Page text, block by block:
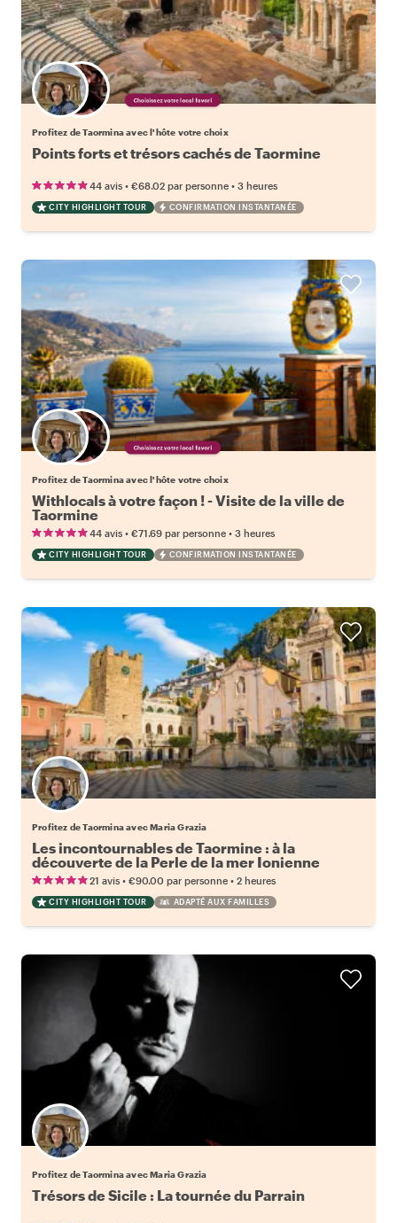
Choisissez votre local favori
Profitez de Taormina avec l'hôte votre choix
Points forts et trésors cachés de Taormine
44 avis • €68.02 par personne • 3 heures
CITY HIGHLIGHT TOUR CONFIRMATION INSTANTANÉE
Choisissez votre local favori
Profitez de Taormina avec l'hôte votre choix
Withlocals à votre façon ! - Visite de la ville de
Taormine
44 avis • €71.69 par personne • 3 heures
CITY HIGHLIGHT TOUR CONFIRMATION INSTANTANÉE
Profitez de Taormina avec Maria Grazia
Les incontournables de Taormine : à la
découverte de la Perle de la mer Ionienne
21 avis • €90.00 par personne • 2 heures
CITY HIGHLIGHT TOUR ADAPTÉ AUX FAMILLES
Profitez de Taormina avec Maria Grazia
Trésors de Sicile : La tournée du Parrain